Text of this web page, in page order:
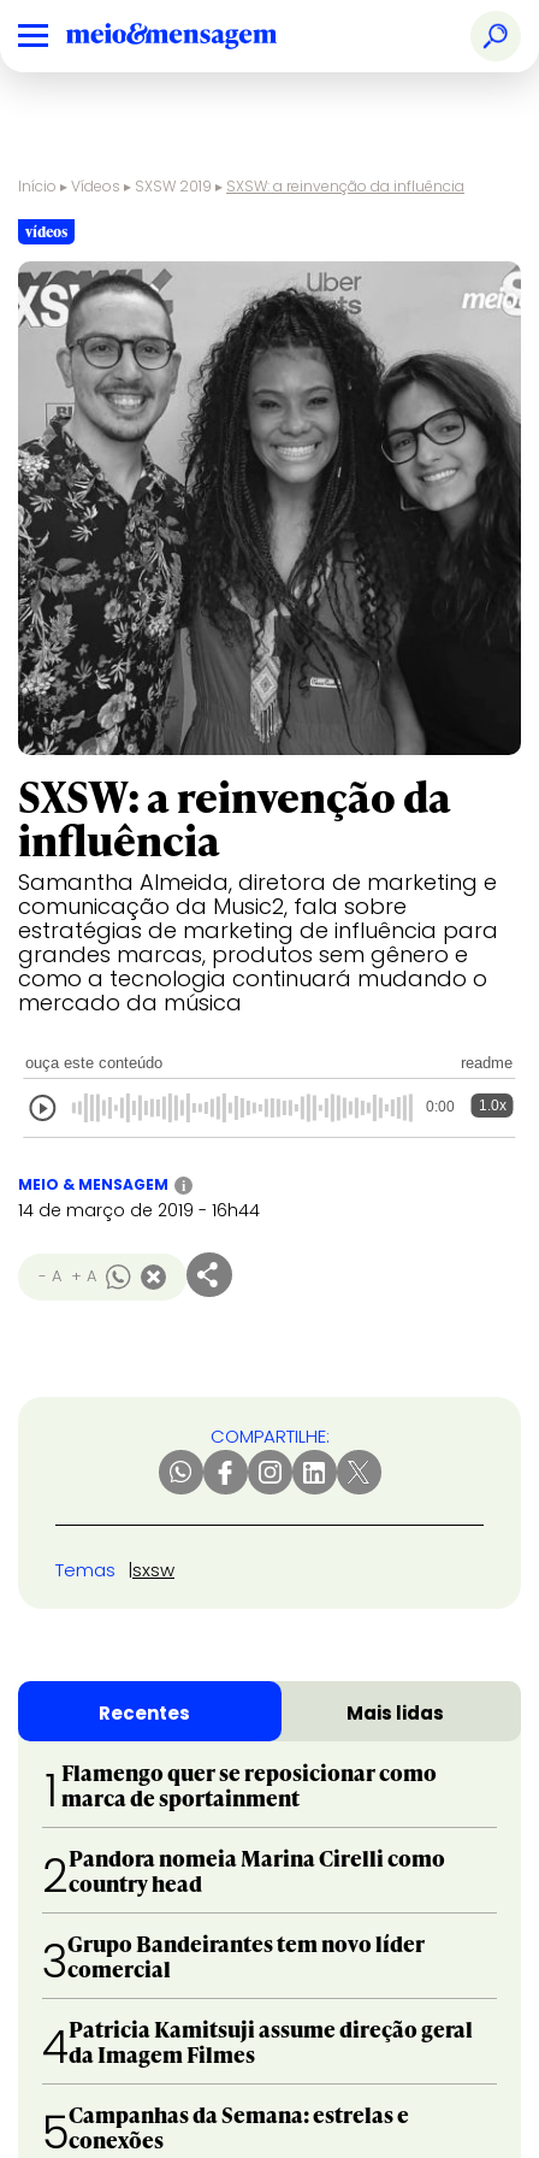
Início ▸Vídeos ▸ SXSW 2019 ▸ SXSW: a reinvenção da influência
vídeos
SXSW: a reinvenção da
influência
Samantha Almeida, diretora de marketing e
comunicação da Music2, fala sobre
estratégias de marketing de influência para
grandes marcas, produtos sem gênero e
como a tecnologia continuará mudando o
mercado da música
ouça este conteúdo readme
0:00 1.0x
MEIO & MENSAGEM i
14 de março de 2019 - 16h44
- A + A
COMPARTILHE:
Temas sxsw
Recentes Mais lidas
1 Flamengo quer se reposicionar como
marca de sportainment
2Pandora nomeia Marina Cirelli como
country head
3Grupo Bandeirantes tem novo líder
comercial
4Patricia Kamitsuji assume direção geral
da Imagem Filmes
5Campanhas da Semana: estrelas e
conexões